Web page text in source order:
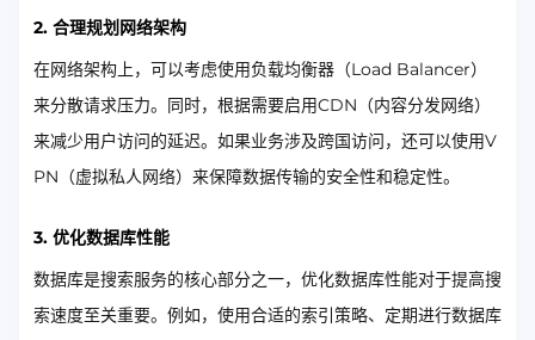
2. 合理规划网络架构
在网络架构上，可以考虑使用负载均衡器（Load Balancer）
来分散请求压力。同时，根据需要启用CDN（内容分发网络）
来减少用户访问的延迟。如果业务涉及跨国访问，还可以使用V
PN（虚拟私人网络）来保障数据传输的安全性和稳定性。
3. 优化数据库性能
数据库是搜索服务的核心部分之一，优化数据库性能对于提高搜
索速度至关重要。例如，使用合适的索引策略、定期进行数据库